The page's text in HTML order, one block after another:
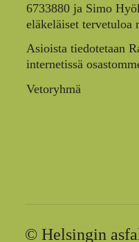
6733880 ja Simo
eläkeläiset tervetuloa
Asioista tiedotetaan
internetissä
Vetoryhmä
© Helsingin